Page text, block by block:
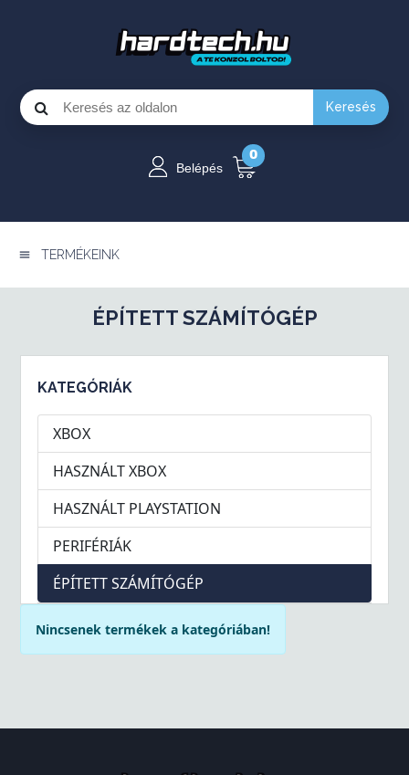
Keresés
Belépés
0
TERMÉKEINK
ÉPÍTETT SZÁMÍTÓGÉP
KATEGÓRIÁK
XBOX
HASZNÁLT XBOX
HASZNÁLT PLAYSTATION
PERIFÉRIÁK
ÉPÍTETT SZÁMÍTÓGÉP
Nincsenek termékek a kategóriában!